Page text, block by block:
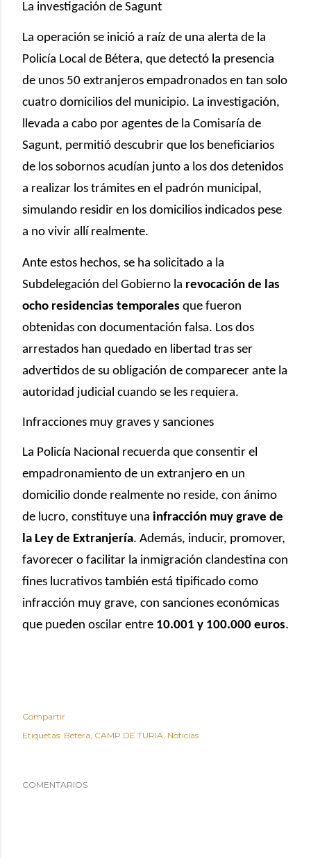
La investigación de Sagunt
La operación se inició a raíz de una alerta de la
Policía Local de Bétera, que detectó la presencia
de unos 50 extranjeros empadronados en tan solo
cuatro domicilios del municipio. La investigación,
llevada a cabo por agentes de la Comisaría de
Sagunt, permitió descubrir que los beneficiarios
de los sobornos acudían junto a los dos detenidos
a realizar los trámites en el padrón municipal,
simulando residir en los domicilios indicados pese
a no vivir allí realmente.
Ante estos hechos, se ha solicitado a la
Subdelegación del Gobierno la revocación de las
ocho residencias temporales que fueron
obtenidas con documentación falsa. Los dos
arrestados han quedado en libertad tras ser
advertidos de su obligación de comparecer ante la
autoridad judicial cuando se les requiera.
Infracciones muy graves y sanciones
La Policía Nacional recuerda que consentir el
empadronamiento de un extranjero en un
domicilio donde realmente no reside, con ánimo
de lucro, constituye una infracción muy grave de
la Ley de Extranjería. Además, inducir, promover,
favorecer o facilitar la inmigración clandestina con
fines lucrativos también está tipificado como
infracción muy grave, con sanciones económicas
que pueden oscilar entre 10.001 y 100.000 euros.
Compartir
Etiquetas: Bétera CAMP DE TURIA Noticias
COMENTARIOS